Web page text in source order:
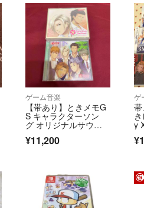
ゲーム音楽
【帯あり】ときメモG
S キャラクターソン
グ オリジナルサウン
¥11,200
ゲ
y